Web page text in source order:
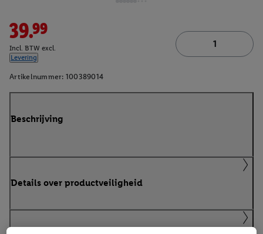
39.99
Incl. BTW excl.
Levering
Artikelnummer: 100389014
Beschrijving
Details over productveiligheid